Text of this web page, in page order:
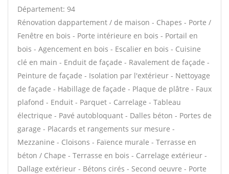
Département: 94
Rénovation dappartement / de maison - Chapes - Porte /
Fenêtre en bois - Porte intérieure en bois - Portail en
bois - Agencement en bois - Escalier en bois - Cuisine
clé en main - Enduit de façade - Ravalement de façade -
Peinture de façade - Isolation par l'extérieur - Nettoyage
de façade - Habillage de façade - Plaque de plâtre - Faux
plafond - Enduit - Parquet - Carrelage - Tableau
électrique - Pavé autobloquant - Dalles béton - Portes de
garage - Placards et rangements sur mesure -
Mezzanine - Cloisons - Faïence murale - Terrasse en
béton / Chape - Terrasse en bois - Carrelage extérieur -
Dallage extérieur - Bétons cirés - Second oeuvre - Porte